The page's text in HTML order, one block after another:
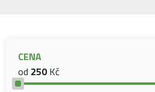
CENA
od 250Kč